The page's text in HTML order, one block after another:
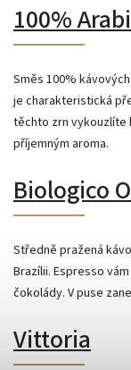
100%
Směs 100%
je charakteristická
těchto zrn vykouzlíte
příjemným aroma.
Biologico
Středně pražená
Brazílii. Espresso
čokolády. V puse
Vittoria